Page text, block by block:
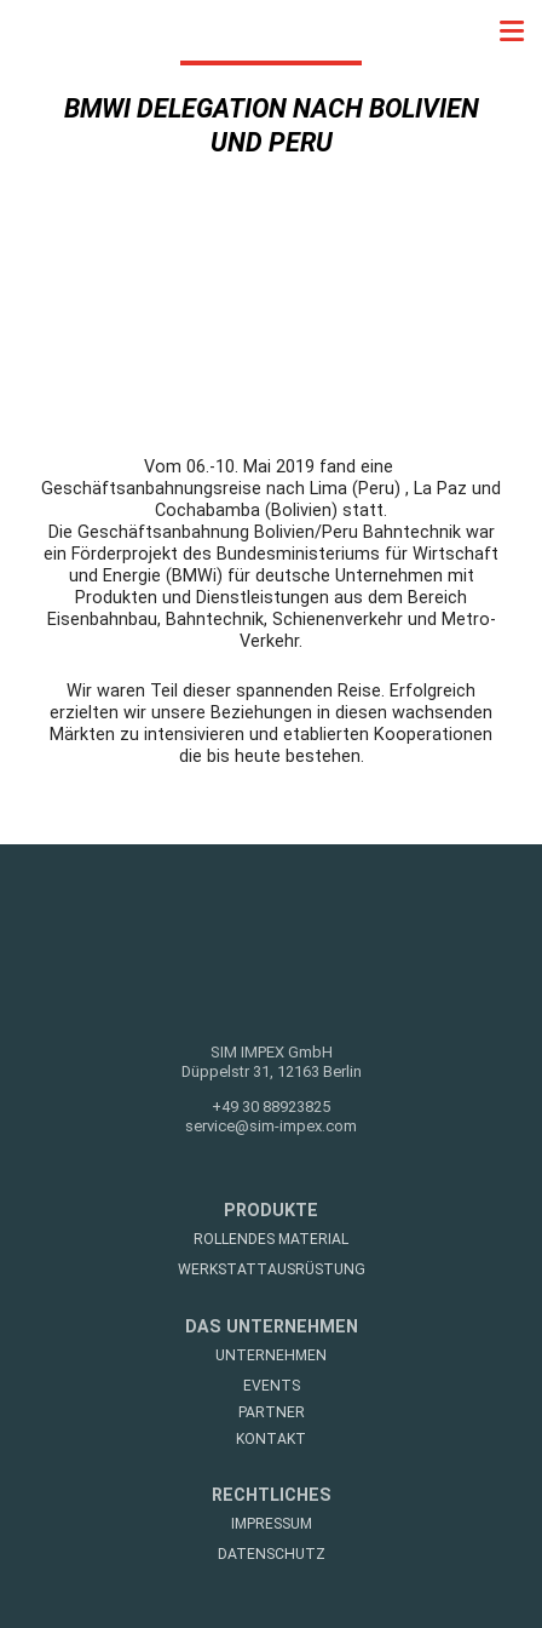
BMWI DELEGATION NACH BOLIVIEN
UND PERU
Vom 06.-10. Mai 2019 fand eine
Geschäftsanbahnungsreise nach Lima (Peru) , La Paz und
Cochabamba (Bolivien) statt.
Die Geschäftsanbahnung Bolivien/Peru Bahntechnik war
ein Förderprojekt des Bundesministeriums für Wirtschaft
und Energie (BMWi) für deutsche Unternehmen mit
Produkten und Dienstleistungen aus dem Bereich
Eisenbahnbau, Bahntechnik, Schienenverkehr und Metro-
Verkehr.
Wir waren Teil dieser spannenden Reise. Erfolgreich
erzielten wir unsere Beziehungen in diesen wachsenden
Märkten zu intensivieren und etablierten Kooperationen
die bis heute bestehen.
SIM IMPEX GmbH
Düppelstr 31, 12163 Berlin
+49 30 88923825
service@sim-impex.com
PRODUKTE
ROLLENDES MATERIAL
WERKSTATTAUSRÜSTUNG
DAS UNTERNEHMEN
UNTERNEHMEN
EVENTS
PARTNER
KONTAKT
RECHTLICHES
IMPRESSUM
DATENSCHUTZ